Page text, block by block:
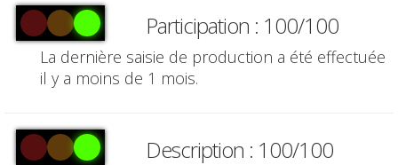
Participation : 100/100
La dernière saisie de production a été effectuée
il y a moins de 1 mois.
Description : 100/100